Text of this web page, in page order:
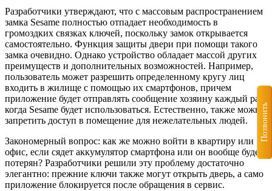
Разработчики утверждают, что с массовым распространением
замка Sesame полностью отпадает необходимость в
громоздких связках ключей, поскольку замок открывается
самостоятельно. Функция защиты двери при помощи такого
замка очевидно. Однако устройство обладает массой других
преимуществ и дополнительных возможностей. Например,
пользователь может разрешить определенному кругу лиц
входить в жилище с помощью их смартфонов, причем
приложение будет отправлять сообщение хозяину каждый раз,
когда Sesame будет использоваться. Естественно, также можно
запретить доступ в помещение для нежелательных людей.
Закономерный вопрос: как же можно войти в квартиру или
офис, если сядет аккумулятор смартфона или он вообще будет
потерян? Разработчики решили эту проблему достаточно
элегантно: прежние ключи также могут открыть дверь, а само
приложение блокируется после обращения в сервис.
Позвонить